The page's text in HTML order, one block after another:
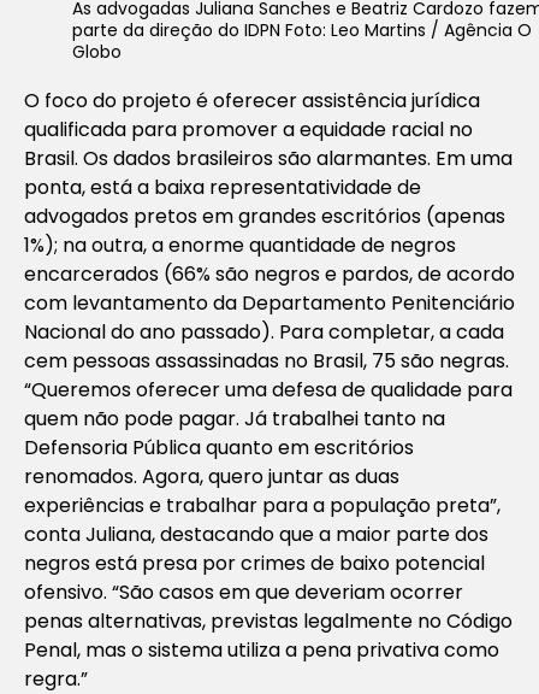
As advogadas Juliana Sanches e Beatriz Cardozo
parte da direção do IDPN Foto: Leo Martins / Agência O
Globo
O foco do projeto é oferecer assistência jurídica
qualificada para promover a equidade racial no
Brasil. Os dados brasileiros são alarmantes. Em uma
ponta, está a baixa representatividade de
advogados pretos em grandes escritórios (apenas
1%); na outra, a enorme quantidade de negros
encarcerados (66% são negros e pardos, de acordo
com levantamento da Departamento Penitenciário
Nacional do ano passado). Para completar, a cada
cem pessoas assassinadas no Brasil, 75 são negras.
“Queremos oferecer uma defesa de qualidade para
quem não pode pagar. Já trabalhei tanto na
Defensoria Pública quanto em escritórios
renomados. Agora, quero juntar as duas
experiências e trabalhar para a população preta”,
conta Juliana, destacando que a maior parte dos
negros está presa por crimes de baixo potencial
ofensivo. “São casos em que deveriam ocorrer
penas alternativas, previstas legalmente no Código
Penal, mas o sistema utiliza a pena privativa como
regra.”